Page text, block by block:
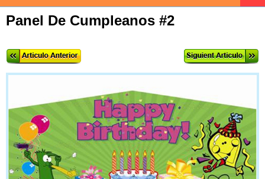
Panel De Cumpleanos #2